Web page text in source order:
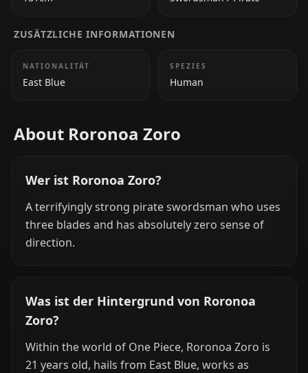
ZUSÄTZLICHE INFORMATIONEN
NATIONALITÄT
East Blue
SPEZIES
Human
About Roronoa Zoro
Wer ist Roronoa Zoro?
A terrifyingly strong pirate swordsman who uses
three blades and has absolutely zero sense of
direction.
Was ist der Hintergrund von Roronoa
Zoro?
Within the world of One Piece, Roronoa Zoro is
21 years old, hails from East Blue, works as